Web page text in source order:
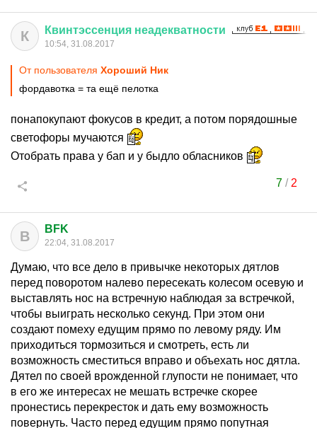
К Квинтэссенция неадекватности
10:54, 31.08.2017
От пользователя Хороший Ник
фордавотка = та ещё пелотка
понапокупают фокусов в кредит, а потом порядошные
светофоры мучаются
Отобрать права у бап и у быдло обласников
7/ 2
B BFK
22:04, 31.08.2017
Думаю, что все дело в привычке некоторых дятлов
перед поворотом налево пересекать колесом осевую и
выставлять нос на встречную наблюдая за встречкой,
чтобы выиграть несколько секунд. При этом они
создают помеху едущим прямо по левому ряду. Им
приходиться тормозиться и смотреть, есть ли
возможность сместиться вправо и объехать нос дятла.
Дятел по своей врожденной глупости не понимает, что
в его же интересах не мешать встречке скорее
пронестись перекресток и дать ему возможность
повернуть. Часто перед едущим прямо попутная